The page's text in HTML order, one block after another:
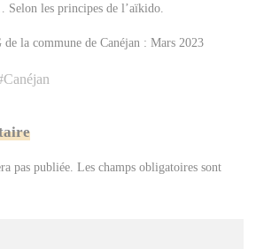
Selon les principes de l’aïkido.
la commune de Canéjan : Mars 2023
Canéjan
pas publiée. Les champs obligatoires sont